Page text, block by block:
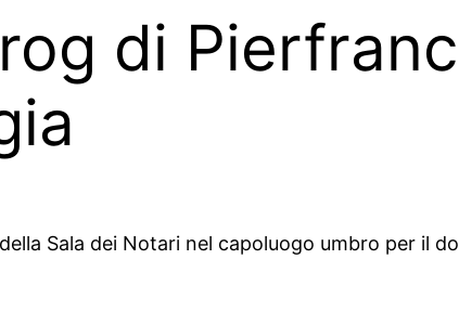
di
Sala dei Notari nel capoluogo umbro per il